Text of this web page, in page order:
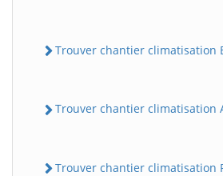
Trouver chantier climatisation
Trouver chantier climatisation
Trouver chantier climatisation